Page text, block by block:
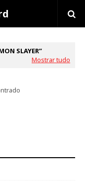
SLAYER
Mostrar tudo